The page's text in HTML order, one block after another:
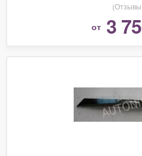
от 3